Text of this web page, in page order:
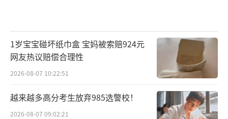
1岁宝宝碰坏纸巾盒 宝妈被索赔924元
网友热议赔偿合理性
2026-08-07 10:22:51
越来越多高分考生放弃985选警校！
2026-08-07 09:02:21